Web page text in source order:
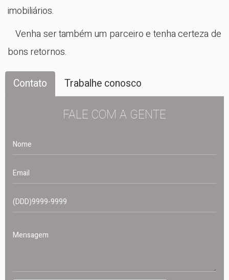
imobiliários.
Venha ser também um parceiro e tenha certeza de
bons retornos.
Contato Trabalhe conosco
FALE COM A GENTE